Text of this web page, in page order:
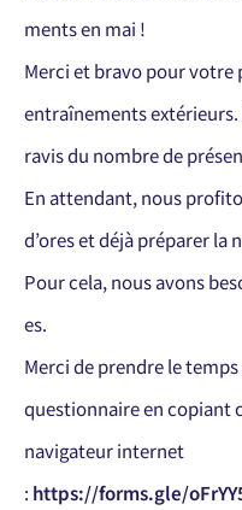
ments en mai !
Merci et bravo pour votre
entraînements
ravis du nombre de
En attendant, nous
d’ores et déjà préparer la
Pour cela, nous avons
es.
Merci de prendre le
questionnaire en copiant
navigateur internet
: https://forms.gle/